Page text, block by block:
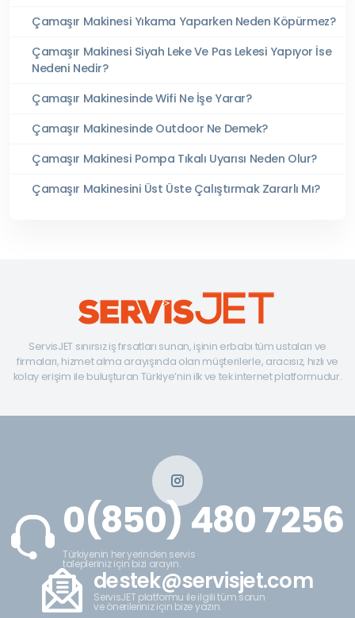
Çamaşır Makinesi Yıkama Yaparken Neden Köpürmez?
Çamaşır Makinesi Siyah Leke Ve Pas Lekesi Yapıyor İse
Nedeni Nedir?
Çamaşır Makinesinde Wifi Ne İşe Yarar?
Çamaşır Makinesinde Outdoor Ne Demek?
Çamaşır Makinesi Pompa Tıkalı Uyarısı Neden Olur?
Çamaşır Makinesini Üst Üste Çalıştırmak Zararlı Mı?
ServisJET sınırsız iş fırsatları sunan, işinin erbabı tüm ustaları ve
firmaları, hizmet alma arayışında olan müşterilerle, aracısız, hızlı ve
kolay erişim ile buluşturan Türkiye’nin ilk ve tek internet platformudur.
0(850) 480 7256
Türkiyenin her yerinden servis
talepleriniz için bizi arayın.
destek@servisjet.com
ServisJET platformu ile ilgili tüm sorun
ve önerileriniz için bize yazın.